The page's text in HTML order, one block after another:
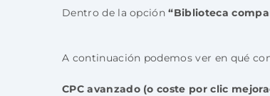
Dentro de la opción“Biblioteca
A continuación podemos ver en qué
CPC avanzado (o coste por clic